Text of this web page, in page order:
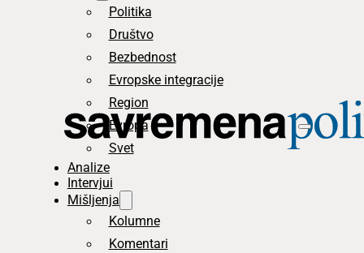
Politika
Društvo
Bezbednost
Evropske integracije
Region
Evropa
Svet
Analize
Intervjui
Mišljenja
Kolumne
Komentari